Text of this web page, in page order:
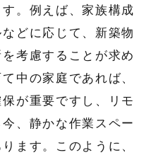
。例えば、家族構成
どに応じて、新築物
考慮することが求め
中の家庭であれば、
が重要ですし、リモ
、静かな作業スペー
ます。このように、